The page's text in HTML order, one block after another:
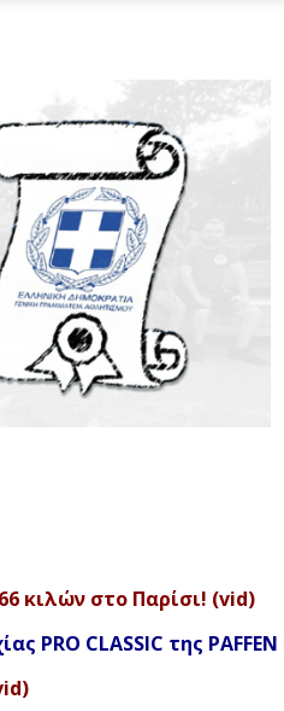
κιλών στο Παρίσι! (vid)
PRO CLASSIC της PAFFEN